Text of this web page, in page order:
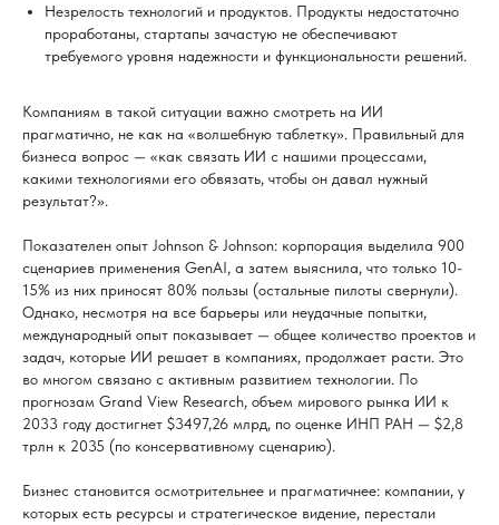
Незрелость технологий и продуктов. Продукты недостаточно
проработаны, стартапы зачастую не обеспечивают
требуемого уровня надежности и функциональности решений.
Компаниям в такой ситуации важно смотреть на ИИ
прагматично, не как на «волшебную таблетку». Правильный для
бизнеса вопрос — «как связать ИИ с нашими процессами,
какими технологиями его обвязать, чтобы он давал нужный
результат?».
Показателен опыт Johnson & Johnson: корпорация выделила 900
сценариев применения GenAI, а затем выяснила, что только 10-
15% из них приносят 80% пользы (остальные пилоты свернули).
Однако, несмотря на все барьеры или неудачные попытки,
международный опыт показывает — общее количество проектов и
задач, которые ИИ решает в компаниях, продолжает расти. Это
во многом связано с активным развитием технологии. По
прогнозам Grand View Research, объем мирового рынка ИИ к
2033 году достигнет $3497,26 млрд, по оценке ИНП РАН — $2,8
трлн к 2035 (по консервативному сценарию).
Бизнес становится осмотрительнее и прагматичнее: компании, у
которых есть ресурсы и стратегическое видение, перестали